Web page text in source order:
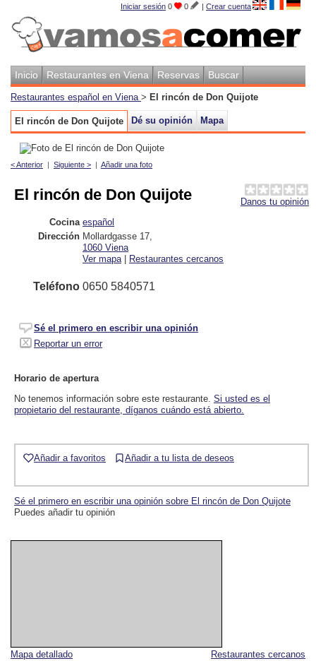
Iniciar sesión 0 0 | Crear cuenta
Inicio Restaurantes en Viena Reservas Buscar
Restaurantes español en Viena > El rincón de Don Quijote
El rincón de Don Quijote Dé su opinión Mapa
< Anterior | Siguiente > | Añadir una foto
Restaurantes cercanos
Mapa detallado
Danos tu opinión
El rincón de Don Quijote
Cocina español
Dirección Mollardgasse 17
1060 Viena
Ver mapa | Restaurantes cercanos
Teléfono 0650 5840571
Sé el primero en escribir una opinión
Reportar un error
Horario de apertura
No tenemos información sobre este restaurante. Si usted es el
propietario del restaurante, díganos cuándo está abierto.
Añadir a favoritos Añadir a tu lista de deseos
Sé el primero en escribir una opinión sobre El rincón de Don Quijote
Puedes añadir tu opinión